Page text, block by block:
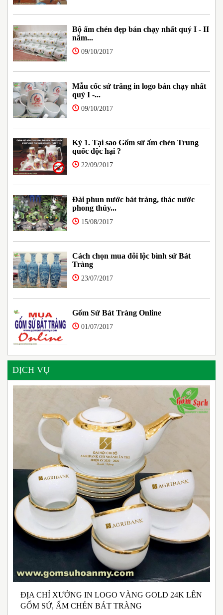
Bộ ấm chén đẹp bán chạy nhất quý I - II
năm...
09/10/2017
Mẫu cốc sứ trắng in logo bán chạy nhất
quý I -...
09/10/2017
Kỳ 1. Tại sao Gốm sứ ấm chén Trung
quốc độc hại ?
22/09/2017
Đài phun nước bát tràng, thác nước
phong thủy...
15/08/2017
Cách chọn mua đôi lộc bình sứ Bát
Tràng
23/07/2017
Gốm Sứ Bát Tràng Online
01/07/2017
DỊCH VỤ
ĐỊA CHỈ XƯỞNG IN LOGO VÀNG GOLD 24K LÊN
GỐM SỨ, ẤM CHÉN BÁT TRÀNG